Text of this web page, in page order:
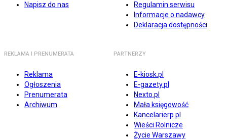
Napisz do nas
Regulamin serwisu
Informacje o nadawcy
Deklaracja dostępności
REKLAMA I PRENUMERATA
Reklama
Ogłoszenia
Prenumerata
Archiwum
PARTNERZY
E-kiosk.pl
E-gazety.pl
Nexto.pl
Mała księgowość
Kancelarierp.pl
Wieści Rolnicze
Życie Warszawy